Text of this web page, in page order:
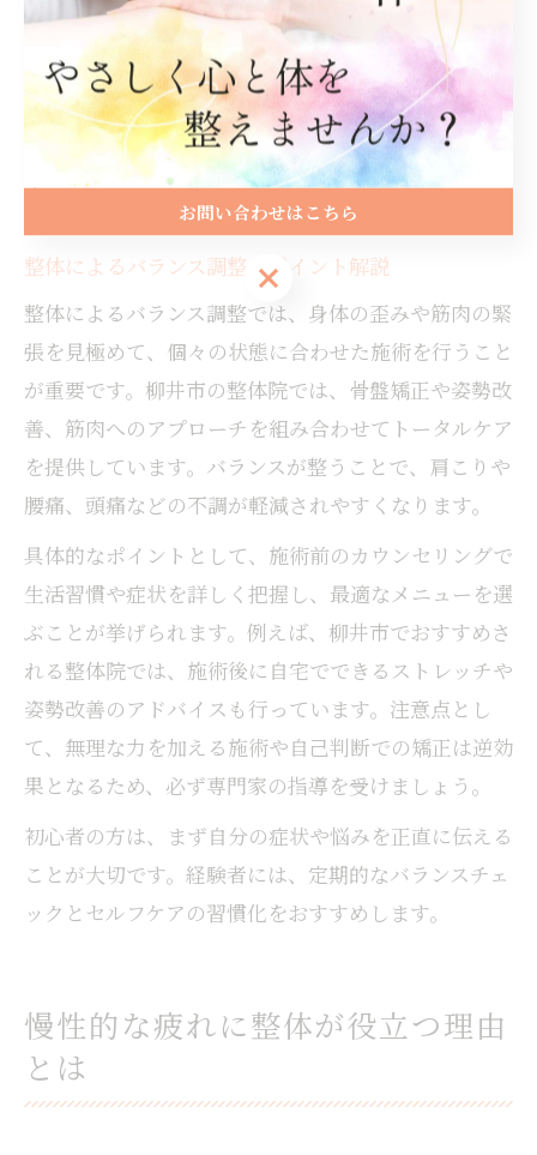
上を実現したケースもあります。
初心者の方は施術後の身体の変化をよく観察し、無理
をせず休息をとることがポイントです。経験者には、
心身の変化を記録しながら、さらなる健康づくりに役
立てていただけます。
整体によるバランス調整のポイント解説
整体によるバランス調整では、身体の歪みや筋肉の緊
張を見極めて、個々の状態に合わせた施術を行うこと
が重要です。柳井市の整体院では、骨盤矯正や姿勢改
善、筋肉へのアプローチを組み合わせてトータルケア
を提供しています。バランスが整うことで、肩こりや
腰痛、頭痛などの不調が軽減されやすくなります。
具体的なポイントとして、施術前のカウンセリングで
生活習慣や症状を詳しく把握し、最適なメニューを選
ぶことが挙げられます。例えば、柳井市でおすすめさ
れる整体院では、施術後に自宅でできるストレッチや
姿勢改善のアドバイスも行っています。注意点とし
て、無理な力を加える施術や自己判断での矯正は逆効
果となるため、必ず専門家の指導を受けましょう。
初心者の方は、まず自分の症状や悩みを正直に伝える
ことが大切です。経験者には、定期的なバランスチェ
ックとセルフケアの習慣化をおすすめします。
慢性的な疲れに整体が役立つ理由
とは
お問い合わせはこちら
お問い合わせはこちら